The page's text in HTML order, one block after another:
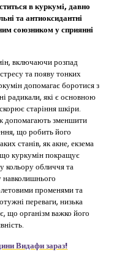
в куркумі, давно
та антиоксидантні
союзником у сприянні
включаючи розпад
та появу тонких
допомагає боротися з
радикали, які є основною
старіння шкіри.
допомагають зменшити
що робить його
станів, як акне, екзема
що куркумін покращує
кольору обличчя та
навколишнього
променями та
переваги, низька
що організм важко його
Видафи зараз!